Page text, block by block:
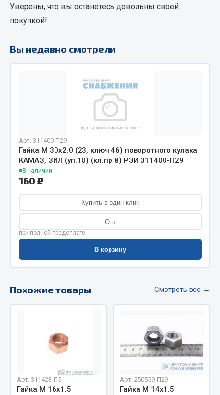
Пружины
Хомуты
Соединительные элементы
Адаптеры и переходники
Тройники
Трубки, муфты, гайки
Угольники
Фитинги
Штуцеры
Измерительный инструмент
Крепежный инструмент
Силовое оборудование
Слесарный инструмент
Показать ещё
Уверены, что вы останетесь довольны своей
покупкой!
Вы недавно смотрели
Арт. 311400-П29
Гайка М 30х2.0 (23, ключ 46) поворотного кулака
КАМАЗ, ЗИЛ (уп.10) (кл.пр 8) РЗИ 311400-П29
В наличии
160 ₽
Купить в один клик
Опт
при полной предоплате
В корзину
Похожие товары Смотреть все →
Арт. 311423-П5
Гайка М 16х1.5
Арт. 250559-П29
Гайка М 14х1.5